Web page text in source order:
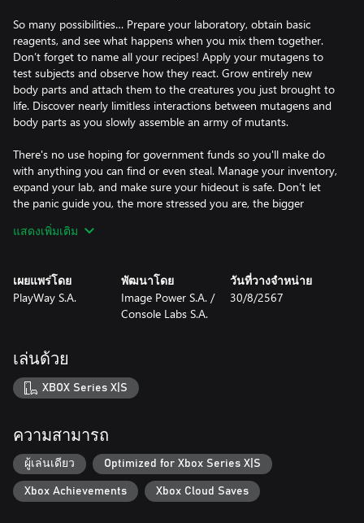
So many possibilities… Prepare your laboratory, obtain basic
reagents, and see what happens when you mix them together.
Don’t forget to name all your recipes! Apply your mutagens to
test subjects and observe how they react. Grow entirely new
body parts and attach them to the creatures you just brought to
life. Discover nearly limitless interactions between mutagens and
body parts as you slowly assemble an army of mutants.
There's no use hoping for government funds so you'll make do
with anything you can find or even steal. Manage your inventory,
expand your lab, and make sure your hideout is safe. Don’t let
the panic guide you, the more stressed you are, the bigger
leave any traces, be patient and extremely careful! They will never
Running low on resources? Need more test subjects? Send your
sick creatures into the city! Find whatever resources you need.
Spread panic in the city to scare off anyone trying to find your
strongest of your creatures to teach them a lesson. Let no one
stop you in your search for the ultimate mutagen!
Features:
- Complex resource and inventory management
encounters with the military
- Thousands of different mutagens to discover - you name them
all
แสดงเพิ่มเติม
เผยแพร่โดย
PlayWay S.A.
พัฒนาโดย
Image Power S.A. /
Console Labs S.A.
วันที่วางจำหน่าย
30/8/2567
เล่นด้วย
XBOX Series X|S
ความสามารถ
ผู้เล่นเดียว Optimized for Xbox Series X|S
Xbox Achievements Xbox Cloud Saves